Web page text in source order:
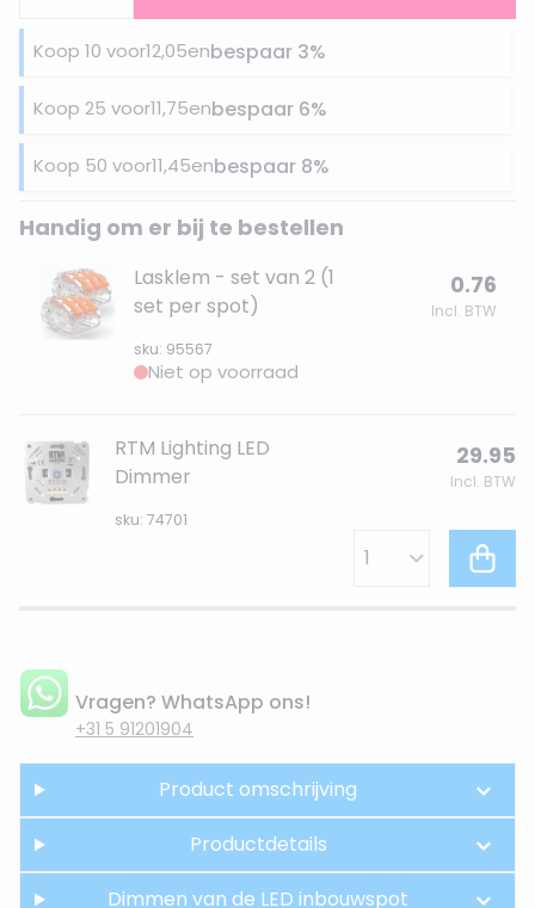
Koop 10 voor12,05enbespaar 3%
Koop 25 voor11,75enbespaar 6%
Koop 50 voor11,45enbespaar 8%
Handig om er bij te bestellen
Lasklem - set van 2 (1
set per spot)
sku: 95567
0.76
Incl. BTW
Niet op voorraad
RTM Lighting LED
Dimmer
sku: 74701
29.95
Incl. BTW
Vragen? WhatsApp ons!
+31 5 91201904
Product omschrijving
Productdetails
Dimmen van de LED inbouwspot